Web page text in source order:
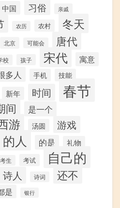
中国 习俗 亲戚
农历 农村 冬天
北京 可能会 唐代
校 孩子 宋代 寓意
多人 手机 技能
新年 时间 春节
间 是一个
游 汤圆 游戏
的人 的是
礼物
考生 考试 自己的
诗人 诗词 还不
是 银行